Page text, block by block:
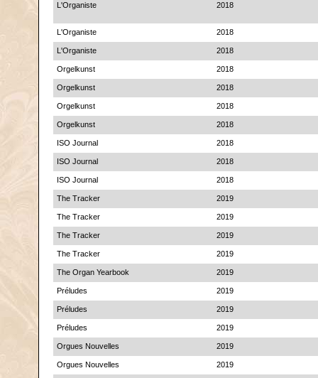
L'Organiste 2018
L'Organiste 2018
L'Organiste 2018
Orgelkunst 2018
Orgelkunst 2018
Orgelkunst 2018
Orgelkunst 2018
ISO Journal 2018
ISO Journal 2018
ISO Journal 2018
The Tracker 2019
The Tracker 2019
The Tracker 2019
The Tracker 2019
The Organ Yearbook 2019
Préludes 2019
Préludes 2019
Préludes 2019
Orgues Nouvelles 2019
Orgues Nouvelles 2019